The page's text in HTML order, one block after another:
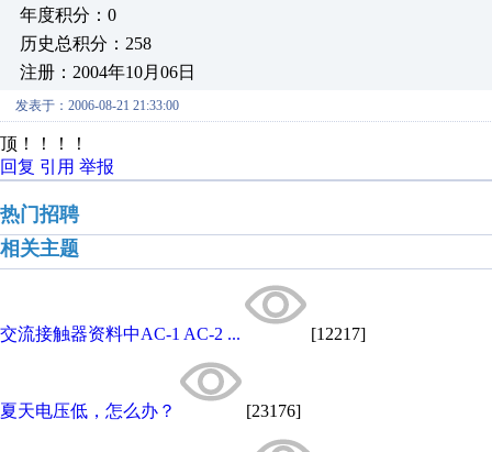
年度积分：0
历史总积分：258
注册：2004年10月06日
发表于：2006-08-21 21:33:00
顶！！！！
回复 引用 举报
热门招聘
相关主题
交流接触器资料中AC-1 AC-2 ... [12217]
夏天电压低，怎么办？ [23176]